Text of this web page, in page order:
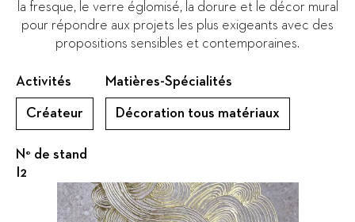
la fresque, le verre églomisé, la dorure et le décor mural
pour répondre aux projets les plus exigeants avec des
propositions sensibles et contemporaines.
Activités
Créateur
Matières-Spécialités
Décoration tous matériaux
N° de stand
I2